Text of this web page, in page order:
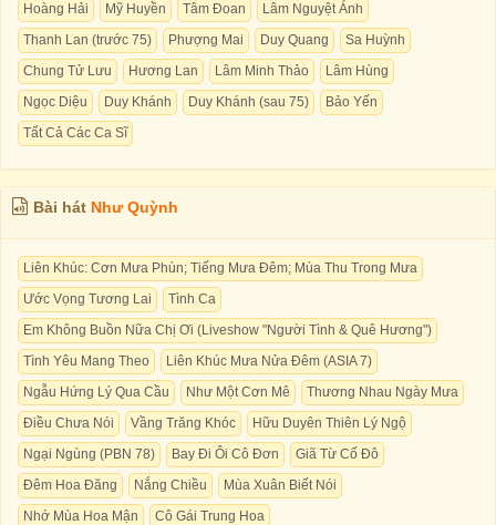
Hoàng Hải
Mỹ Huyền Tâm Đoan
Lâm Nguyệt Ánh
Thanh Lan (trước 75)
Phượng Mai Duy Quang
Sa Huỳnh
Chung Tử Lưu
Hương Lan Lâm Minh Thảo
Lâm Hùng
Ngọc Diệu
Duy Khánh Duy Khánh (sau 75)
Bảo Yến
Tất Cả Các Ca Sĩ
Bài hát Như Quỳnh
Liên Khúc: Cơn Mưa Phùn; Tiếng Mưa Đêm; Mùa Thu Trong Mưa
Ước Vọng Tương Lai
Tình Ca
Em Không Buồn Nữa Chị Ơi (Liveshow "Người Tình & Quê Hương")
Tình Yêu Mang Theo
Liên Khúc Mưa Nửa Đêm (ASIA 7)
Ngẫu Hứng Lý Qua Cầu
Như Một Cơn Mê
Thương Nhau Ngày Mưa
Điều Chưa Nói
Vầng Trăng Khóc
Hữu Duyên Thiên Lý Ngộ
Ngại Ngùng (PBN 78)
Bay Đi Ôi Cô Ðơn
Giã Từ Cố Đô
Đêm Hoa Đăng
Nắng Chiều
Mùa Xuân Biết Nói
Nhớ Mùa Hoa Mận
Cô Gái Trung Hoa